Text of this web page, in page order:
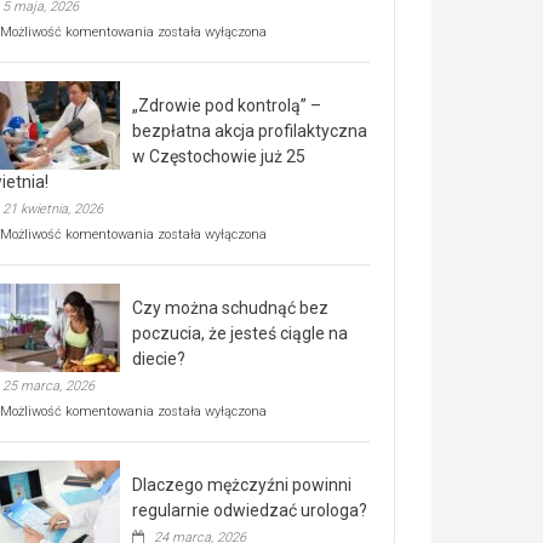
5 maja, 2026
Możliwość komentowania Rusza
rehabilitacji
dla
seniorów!
została wyłączona
„Zdrowie pod kontrolą” –
bezpłatna akcja profilaktyczna
w Częstochowie już 25
21 kwietnia, 2026
Możliwość komentowania „Zdrowie
bezpłatna
akcja
profilaktyczna
w
już
kwietnia!
została wyłączona
Czy można schudnąć bez
poczucia, że jesteś ciągle na
diecie?
25 marca, 2026
Możliwość komentowania Czy
poczucia,
że
została wyłączona
Dlaczego mężczyźni powinni
regularnie odwiedzać urologa?
24 marca, 2026